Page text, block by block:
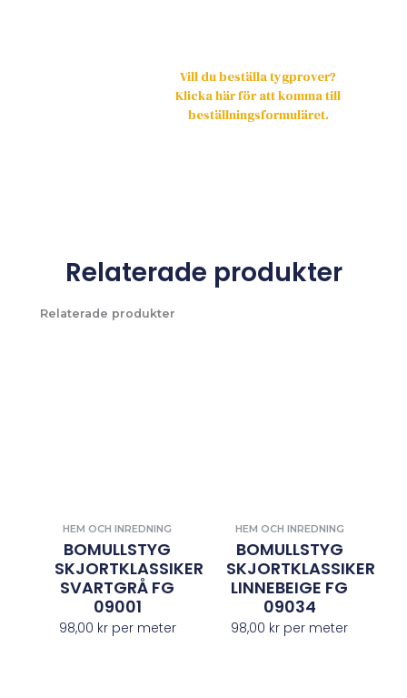
Vill du beställa tygprover?
Klicka här för att komma till
beställningsformuläret.
Relaterade produkter
Relaterade produkter
HEM OCH INREDNING
BOMULLSTYG
SKJORTKLASSIKER
SVARTGRÅ FG
09001
98,00 krper meter
HEM OCH INREDNING
BOMULLSTYG
SKJORTKLASSIKER
LINNEBEIGE FG
09034
98,00 kr per meter